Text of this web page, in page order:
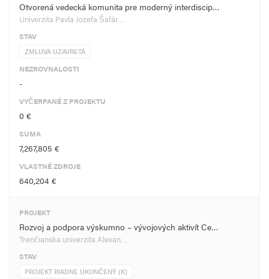
Otvorená vedecká komunita pre moderný interdiscip…
Univerzita Pavla Jozefa Šafár…
STAV
ZMLUVA UZAVRETÁ
NEZROVNALOSTI
-
VYČERPANÉ Z PROJEKTU
0 €
SUMA
7,267,805 €
VLASTNÉ ZDROJE
640,204 €
PROJEKT
Rozvoj a podpora výskumno – vývojových aktivít Ce…
Trenčianska univerzita Alexan…
STAV
PROJEKT RIADNE UKONČENÝ (K)